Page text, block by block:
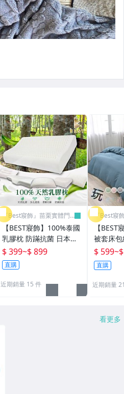
『Best寢飾』苗栗實體門
市
【BEST寢飾】100%泰國
乳膠枕 防蹣抗菌 日本製
程技術 枕頭 枕芯 多款任
選
$ 399~$ 899
直購
近期銷量 15 件
『Best寢
市
【
被套床
大 特大
35CM
$ 599~
直購
近期銷量
看更多